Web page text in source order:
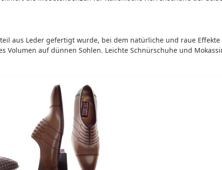
aus Leder gefertigt wurde, bei dem natürliche und raue
Volumen auf dünnen Sohlen. Leichte Schnürschuhe und